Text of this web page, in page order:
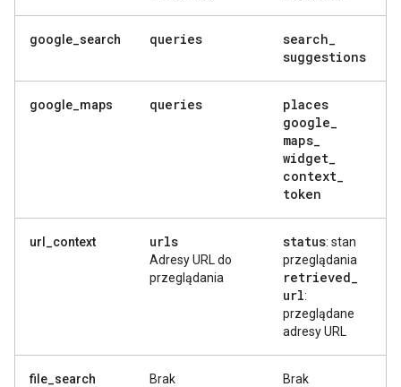
google_search queries search_
suggestions
google_maps queries
places
google_
maps_
widget_
context_
token
url_context urls
Adresy URL do
przeglądania
status: stan
przeglądania
retrieved_
url:
przeglądane
adresy URL
file_search Brak Brak